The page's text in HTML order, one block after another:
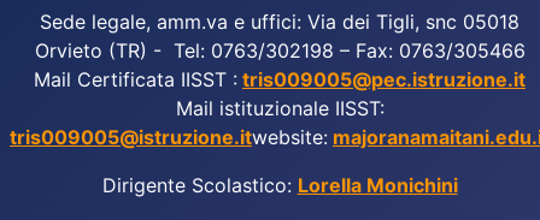
Sede legale, amm.va e uffici: Via dei Tigli, snc 05018
Orvieto (TR) - Tel: 0763/302198 – Fax: 0763/305466
Mail Certificata IISST : tris009005@pec.istruzione.it
Mail istituzionale IISST:
tris009005@istruzione.itwebsite:
Dirigente Scolastico: Lorella Monichini